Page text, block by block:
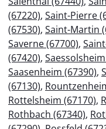
(67220), Saint-Pierre
(67530), Saint-Martin
Saverne (67700),
(67420),
Saasenheim (67390),
(67130),
Rottelsheim (67170),
Rothbach (67340),